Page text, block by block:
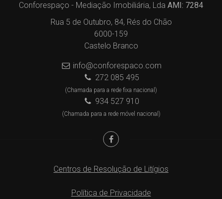
Conforespaço - Mediação Imobiliária, Lda AMI: 7284
Rua 5 de Outubro, 84, Rés do Chão
6000-159
Castelo Branco
info@conforespaco.com
272 085 495
(Chamada para a rede fixa nacional)
934 527 910
(Chamada para a rede móvel nacional)
Centros de Resolução de Litígios
Política de Privacidade